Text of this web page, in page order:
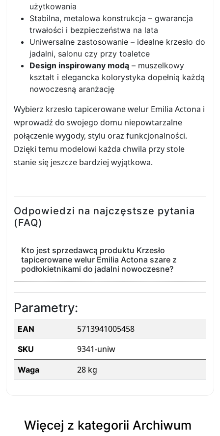
użytkowania
Stabilna, metalowa konstrukcja – gwarancja
trwałości i bezpieczeństwa na lata
Uniwersalne zastosowanie – idealne krzesło do
jadalni, salonu czy przy toaletce
Design inspirowany modą – muszelkowy
kształt i elegancka kolorystyka dopełnią każdą
nowoczesną aranżację
Wybierz krzesło tapicerowane welur Emilia Actona i
wprowadź do swojego domu niepowtarzalne
połączenie wygody, stylu oraz funkcjonalności.
Dzięki temu modelowi każda chwila przy stole
stanie się jeszcze bardziej wyjątkowa.
Odpowiedzi na najczęstsze pytania
(FAQ)
Kto jest sprzedawcą produktu Krzesło
tapicerowane welur Emilia Actona szare z
podłokietnikami do jadalni nowoczesne?
Parametry:
EAN 5713941005458
SKU 9341-uniw
Waga 28 kg
Więcej z kategorii Archiwum